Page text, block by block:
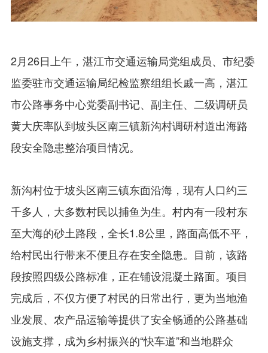
2月26日上午，湛江市交通运输局党组成员、市纪委
监委驻市交通运输局纪检监察组组长戚一高，湛江
市公路事务中心党委副书记、副主任、二级调研员
黄大庆率队到坡头区南三镇新沟村调研村道出海路
段安全隐患整治项目情况。
新沟村位于坡头区南三镇东面沿海，现有人口约三
千多人，大多数村民以捕鱼为生。村内有一段村东
至大海的砂土路段，全长1.8公里，路面高低不平，
给村民出行带来不便且存在安全隐患。目前，该路
段按照四级公路标准，正在铺设混凝土路面。项目
完成后，不仅方便了村民的日常出行，更为当地渔
业发展、农产品运输等提供了安全畅通的公路基础
设施支撑，成为乡村振兴的“快车道”和当地群众